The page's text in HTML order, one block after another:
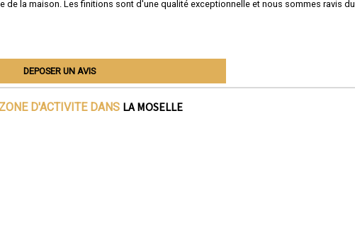
de la maison. Les finitions sont d'une qualité exceptionnelle et nous sommes ravis du
DEPOSER UN AVIS
D'ACTIVITE DANS LA MOSELLE